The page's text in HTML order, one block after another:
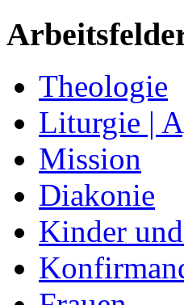
Theologie
Liturgie |
Mission
Diakonie
Kinder